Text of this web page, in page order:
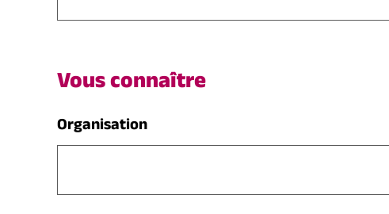
Vous connaître
Organisation